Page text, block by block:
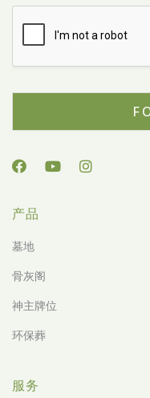
产品
墓地
骨灰阁
神主牌位
环保葬
服务